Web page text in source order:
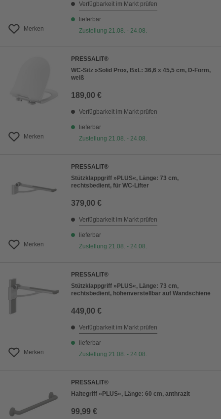
Merken
Verfügbarkeit im Markt prüfen
lieferbar
Zustellung 21.08. - 24.08.
Merken
PRESSALIT®
WC-Sitz »Solid Pro«, BxL: 36,6 x 45,5 cm, D-Form,
weiß
189,00 €
Verfügbarkeit im Markt prüfen
lieferbar
Zustellung 21.08. - 24.08.
Merken
PRESSALIT®
Stützklappgriff »PLUS«, Länge: 73 cm,
rechtsbedient, für WC-Lifter
379,00 €
Verfügbarkeit im Markt prüfen
lieferbar
Zustellung 21.08. - 24.08.
Merken
PRESSALIT®
Stützklappgriff »PLUS«, Länge: 73 cm,
rechtsbedient, höhenverstellbar auf Wandschiene
449,00 €
Verfügbarkeit im Markt prüfen
lieferbar
Zustellung 21.08. - 24.08.
PRESSALIT®
Haltegriff »PLUS«, Länge: 60 cm, anthrazit
99,99 €